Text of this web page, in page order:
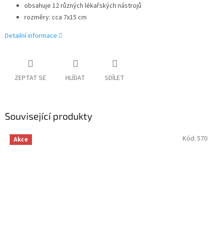
obsahuje 12 různých lékařských nástrojů
rozměry: cca 7x15 cm
Detailní informace
ZEPTAT SE HLÍDAT SDÍLET
Související produkty
Akce Kód: 570